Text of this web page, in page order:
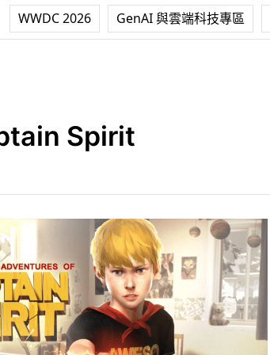
WWDC 2026 GenAI 與雲端科技專區
Spirit